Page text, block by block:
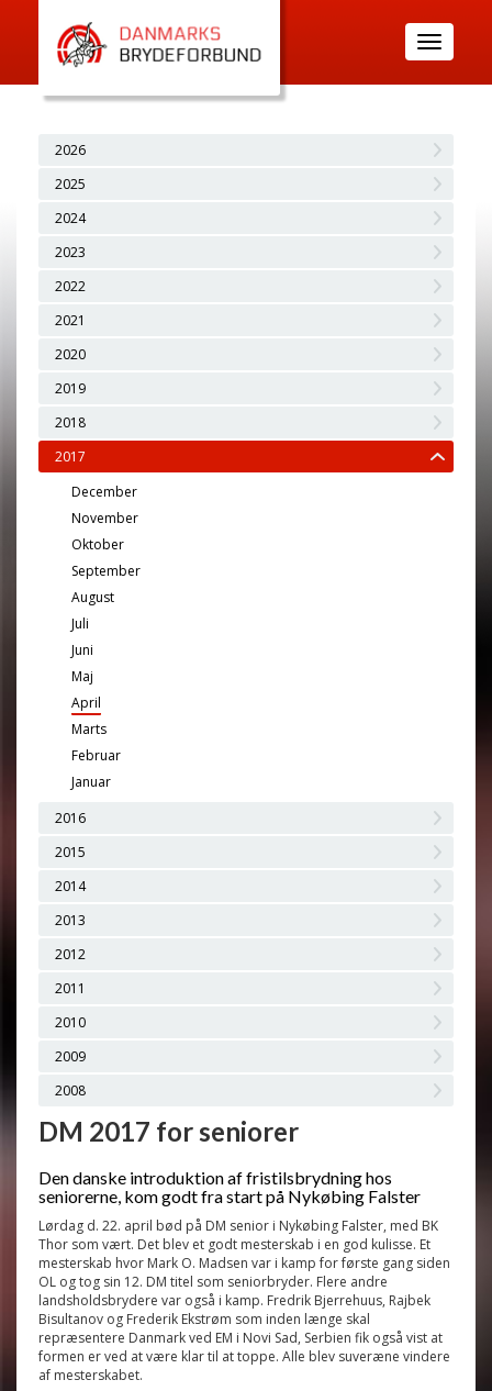
Toggle
navigation
2026
2025
2024
2023
2022
2021
2020
2019
2018
2017
December
November
Oktober
September
August
Juli
Juni
Maj
April
Marts
Februar
Januar
2016
2015
2014
2013
2012
2011
2010
2009
2008
DM 2017 for seniorer
Den danske introduktion af fristilsbrydning hos
seniorerne, kom godt fra start på Nykøbing Falster
Lørdag d. 22. april bød på DM senior i Nykøbing Falster, med BK
Thor som vært. Det blev et godt mesterskab i en god kulisse. Et
mesterskab hvor Mark O. Madsen var i kamp for første gang siden
OL og tog sin 12. DM titel som seniorbryder. Flere andre
landsholdsbrydere var også i kamp. Fredrik Bjerrehuus, Rajbek
Bisultanov og Frederik Ekstrøm som inden længe skal
repræsentere Danmark ved EM i Novi Sad, Serbien fik også vist at
formen er ved at være klar til at toppe. Alle blev suveræne vindere
af mesterskabet.